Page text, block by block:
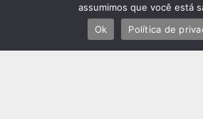
tecnologiaUltimas
do RioUltimas
assumimos que você está
Ok
Política de